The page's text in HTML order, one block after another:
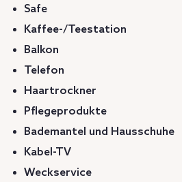
Safe
Kaffee-/Teestation
Balkon
Telefon
Haartrockner
Pflegeprodukte
Bademantel und Hausschuhe
Kabel-TV
Weckservice